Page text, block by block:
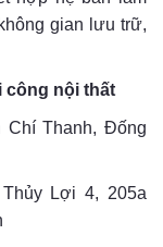
gian lưu trữ,
công nội thất
Chí Thanh, Đống
Lợi 4, 205a